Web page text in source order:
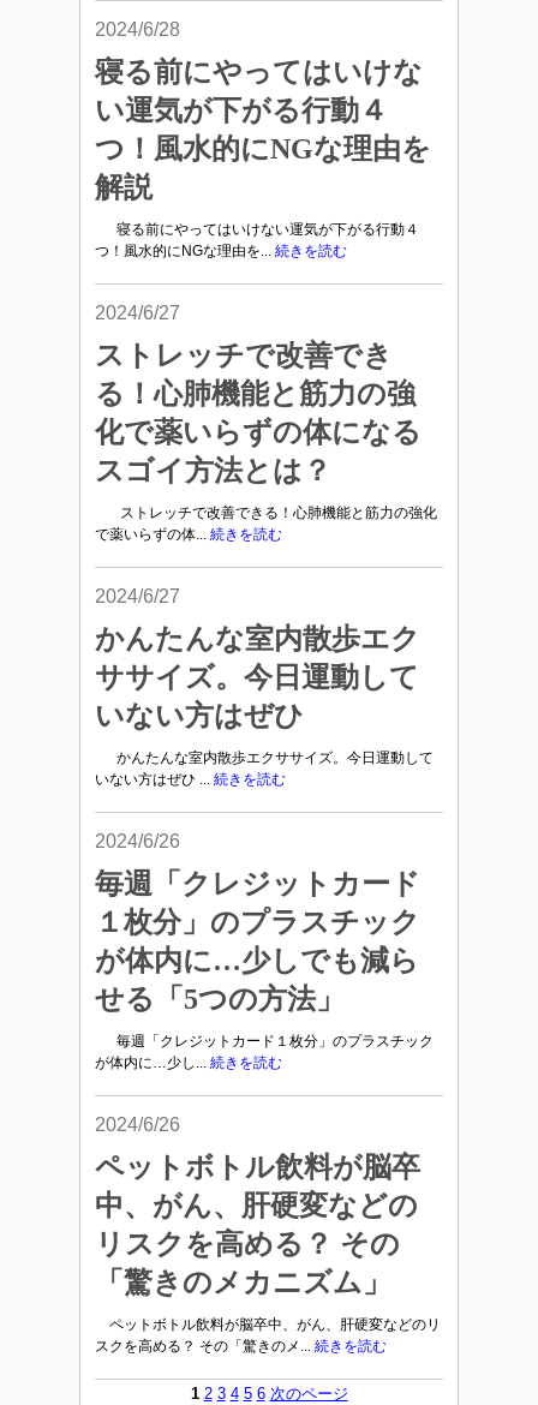
2024/6/28
寝る前にやってはいけな
い運気が下がる行動４
つ！風水的にNGな理由を
解説
寝る前にやってはいけない運気が下がる行動４
つ！風水的にNGな理由を... 続きを読む
2024/6/27
ストレッチで改善でき
る！心肺機能と筋力の強
化で薬いらずの体になる
スゴイ方法とは？
ストレッチで改善できる！心肺機能と筋力の強化
で薬いらずの体... 続きを読む
2024/6/27
かんたんな室内散歩エク
ササイズ。今日運動して
いない方はぜひ
かんたんな室内散歩エクササイズ。今日運動して
いない方はぜひ ... 続きを読む
2024/6/26
毎週「クレジットカード
１枚分」のプラスチック
が体内に…少しでも減ら
せる「5つの方法」
毎週「クレジットカード１枚分」のプラスチック
が体内に…少し... 続きを読む
2024/6/26
ペットボトル飲料が脳卒
中、がん、肝硬変などの
リスクを高める？ その
「驚きのメカニズム」
ペットボトル飲料が脳卒中、がん、肝硬変などのリ
スクを高める？ その「驚きのメ... 続きを読む
1 2 3 4 5 6 次のページ